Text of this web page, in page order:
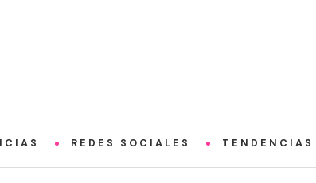
REDES SOCIALES TENDENCIAS